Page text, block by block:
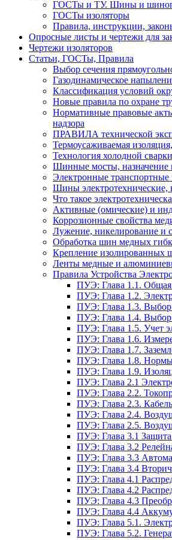
ГОСТы и ТУ. Шины и
ГОСТы изоляторы
Правила, инструкции,
Опросные листы и чертежи для
Чертежи изоляторов
Статьи, ГОСТы, Правила
Выбор сечения
Газодинамическое
Классификация условий
Новые правила по охране
Нормативные правовые
надзора
ПРАВИЛА технической
Термоусаживаемая
Технология холодной
Шинные мосты, назначение
Электронные транспортные
Шины
Что такое
Активные (омические) и
Коррозионные свойства
Лужение, никелирование и
Обработка шин медных
Крепление
Ленты медные и
Правила Устройства
ПУЭ: Глава 1.1. Общая
ПУЭ: Глава 1.2.
ПУЭ: Глава 1.3. Выбор
ПУЭ: Глава 1.4. Выбор
ПУЭ: Глава 1.5. Учет
ПУЭ: Глава 1.6.
ПУЭ: Глава 1.7.
ПУЭ: Глава 1.8.
ПУЭ: Глава 1.9.
ПУЭ: Глава 2.1
ПУЭ: Глава 2.2.
ПУЭ: Глава 2.3.
ПУЭ: Глава 2.4.
ПУЭ: Глава 2.5.
ПУЭ: Глава 3.1 Защита
ПУЭ: Глава 3.2
ПУЭ: Глава 3.3
ПУЭ: Глава 3.4
ПУЭ: Глава 4.1
ПУЭ: Глава 4.2
ПУЭ: Глава 4.3
ПУЭ: Глава 4.4
ПУЭ: Глава 5.1.
ПУЭ: Глава 5.2.